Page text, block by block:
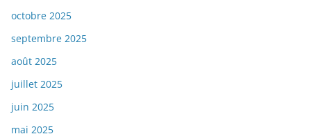
octobre 2025
septembre 2025
août 2025
juillet 2025
juin 2025
mai 2025